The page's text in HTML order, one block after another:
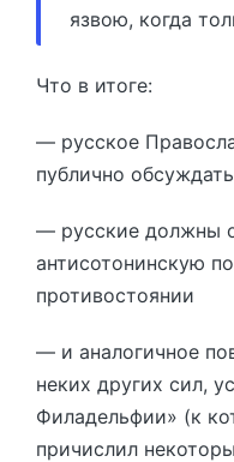
язвою, когда
Что в итоге:
— русское
публично
— русские должны
антисотонинскую
противостоянии
— и аналогичное
неких других сил,
Филадельфии» (к
причислил